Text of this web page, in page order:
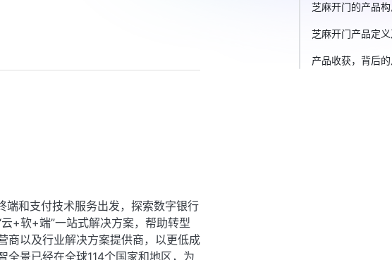
芝麻开门的产品
芝麻开门产品定
产品收获，背后
和支付技术服务出发，探索数字银行
+软+端”一站式解决方案，帮助转型
商以及行业解决方案提供商，以更低成
景已经在全球114个国家和地区，为